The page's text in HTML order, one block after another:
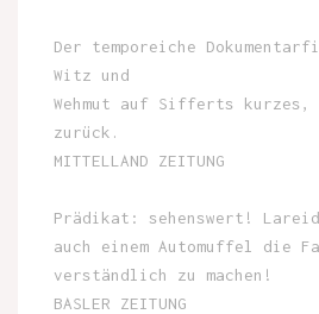
Der temporeiche
Witz und
Wehmut auf Sifferts kurzes,
zurück.
MITTELLAND ZEITUNG
Prädikat: sehenswert!
auch einem Automuffel die
verständlich zu machen!
BASLER ZEITUNG